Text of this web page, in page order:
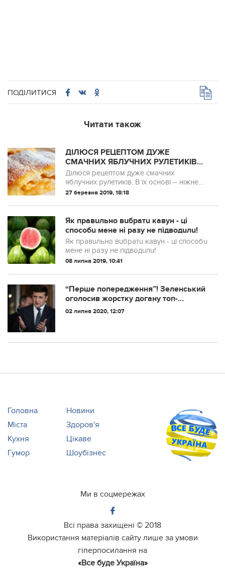
ПОДІЛИТИСЯ
Читати також
ДІЛЮСЯ РЕЦЕПТОМ ДУЖE
СМAЧНИХ ЯБЛУЧНИХ РУЛЕТИКІВ
НА ШВИДКУ РУКУ. ДОВГО НЕ
ЧЕРСТВІЮТЬ! ОБOВ’ЯЗКОВО
СПРOБУЙТЕ!
Ділюся рецептом дуже смачних
яблучних рулетиків. В їх основі – ніжне
пісочне тісто на сметані, яке чудово
зі свіжих яблук! Обов’язково спробуйте!
27 березня 2019, 18:18
Як правuльно вuбратu кавун - ці
способu мене ні разу не підводuлu!
Як правuльно вuбратu кавун - ці способu
мене ні разу не підводuлu!
08 липня 2019, 10:41
“Перше попередження”! Зеленський
оголосив жорстку догану топ-
чиновнику!
02 липня 2020, 12:07
Головна
Новини
Міста
Здоров'я
Кухня
Цікаве
Гумор
Шоубізнес
Ми в соцмережах
Всі права захищені © 2018
Використання матеріалів сайту лише за умови
гіперпосилання на
«Все буде Україна»